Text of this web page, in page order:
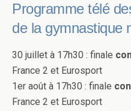
Programme télé
de la gymnastique
30 juillet à 17h30 : finale
France 2 et Eurosport
1er août à 17h30 : finale
France 2 et Eurosport